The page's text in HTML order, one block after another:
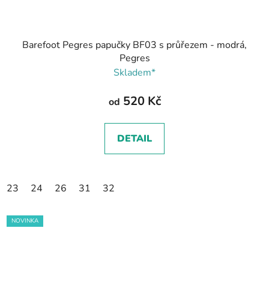
Barefoot Pegres papučky BF03 s průřezem - modrá,
Pegres
Skladem*
od 520 Kč
DETAIL
23 24 26 31 32
NOVINKA